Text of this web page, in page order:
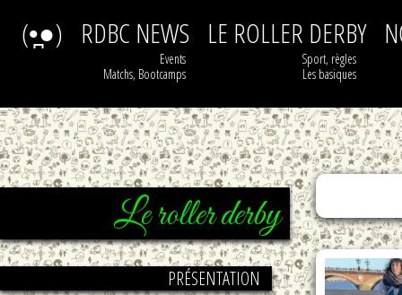
(•̪●) RDBC NEWS
Events
Matchs, Bootcamps
LE ROLLER DERBY
Sport, règles
Les basiques
Le roller derby
PRÉSENTATION
Lecteur
vidéo